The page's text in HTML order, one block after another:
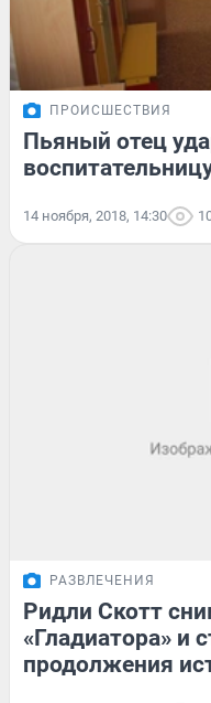
ПРОИСШЕСТВИЯ
Пьяный отец
14 ноября, 2018, 14:30
РАЗВЛЕЧЕНИЯ
Ридли Скотт
«Гладиатора» и
продолжения